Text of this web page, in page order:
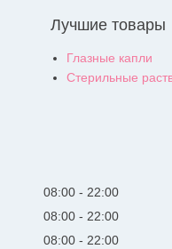
Лучшие товары
Глазные капли
Стерильные
08:00
22:00
08:00
22:00
08:00
22:00